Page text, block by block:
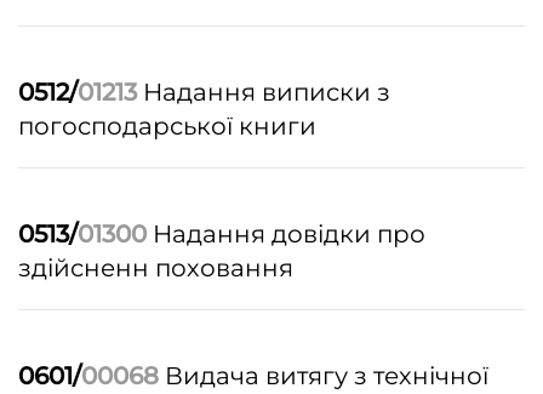
0512/01213 Надання виписки з
погосподарської книги
0513/01300 Надання довідки про
здійсненн поховання
0601/00068 Видача витягу з технічної